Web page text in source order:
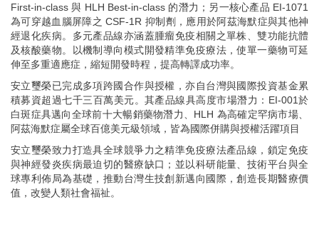
First-in-class 與 HLH Best-in-class 的潛力；另一核心產品 EI-1071
為可穿越血腦屏障之 CSF-1R 抑制劑，應用於阿茲海默症與其他神
經退化疾病。多元產品線亦涵蓋腫瘤免疫相關之單株、雙功能抗體
及核酸藥物。以機制導向模式開發精準免疫療法，使單一藥物可延
伸至多重適應症，縮短開發時程，提高轉譯成功率。
安立璽榮已完成多項跨國合作與授權，亦自台灣與國際投資基金累
積募資超過七千三百萬美元。其產品線具高度市場潛力：EI-001於
白斑症具邁向全球前十大暢銷藥物潛力、HLH 為高確定罕病市場、
阿茲海默症屬全球百億美元級領域，皆為國際併購與授權活躍項目
安立璽榮致力打造具全球競爭力之精準免疫療法產品線，鎖定免疫
與神經發炎疾病最迫切的醫療缺口；並以科研能量、技術平台與全
球專利佈局為基礎，推動台灣生技創新邁向國際，創造長期醫療價
值，改變人類社會福祉。